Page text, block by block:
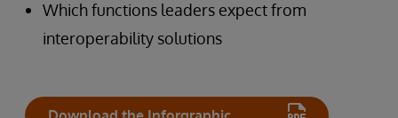
Which functions leaders expect from
interoperability solutions